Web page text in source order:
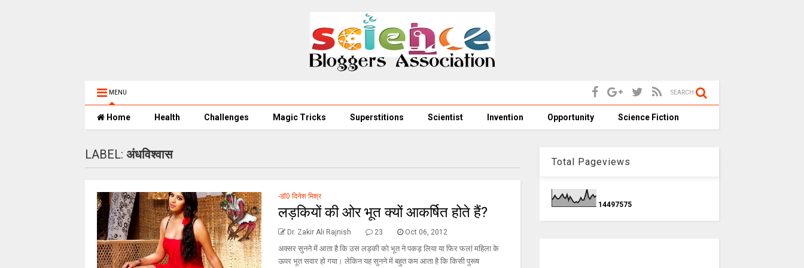
MENU SEARCH
Home Health Challenges Magic Tricks Superstitions Scientist Invention Opportunity Science Fiction
LABEL: अंधविश्‍वास
-डॉ0 दिनेश मिश्र
लड़कियों की ओर भूत क्‍यों आकर्षित होते हैं?
Dr. Zakir Ali Rajnish 23 Oct 06, 2012
अक्सर सुनने में आता है कि उस लड़की को भूत ने पकड़ लिया या फिर फलां महिला के
ऊपर भूत सवार हो गया। लेकिन यह सुनने में बहुत कम आता है कि किसी पुरूष
Total Pageviews
1 4497575